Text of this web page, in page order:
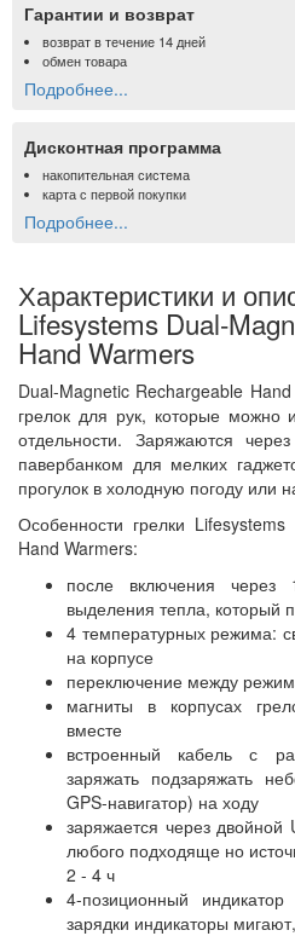
Гарантии и возврат
возврат в течение 14 дней
обмен товара
Подробнее...
Дисконтная программа
накопительная система
карта с первой покупки
Подробнее...
Характеристики и
Lifesystems Dual-
Hand Warmers
Dual-Magnetic Rechargeable
грелок для рук, которые можно
отдельности. Заряжаются
павербанком для мелких
прогулок в холодную погоду или
Особенности грелки
Hand Warmers:
после включения через
выделения тепла, который
4 температурных режима:
на корпусе
переключение между
магниты в корпусах
вместе
встроенный кабель с
заряжать подзаряжать
GPS-навигатор) на ходу
заряжается через двойной
любого подходяще но
2 - 4 ч
4-позиционный
зарядки индикаторы